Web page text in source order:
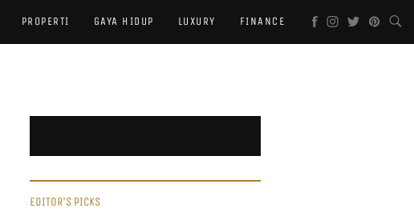
PROPERTI GAYA HIDUP LUXURY FINANCE
EDITOR'S PICKS